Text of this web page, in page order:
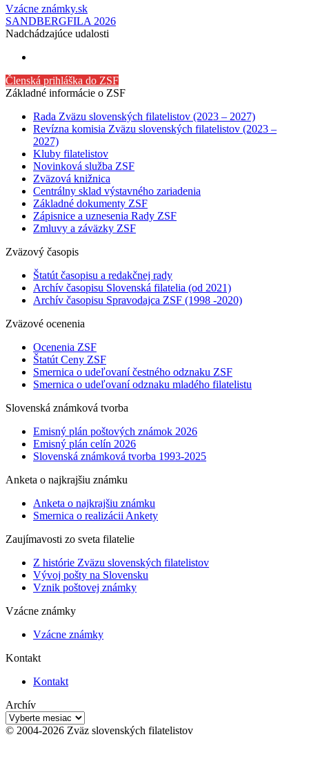
Vzácne známky.sk
SANDBERGFILA 2026
Nadchádzajúce udalosti
Členská prihláška do ZSF
Základné informácie o ZSF
Rada Zväzu slovenských filatelistov (2023 – 2027)
Revízna komisia Zväzu slovenských filatelistov (2023 –
2027)
Kluby filatelistov
Novinková služba ZSF
Zväzová knižnica
Centrálny sklad výstavného zariadenia
Základné dokumenty ZSF
Zápisnice a uznesenia Rady ZSF
Zmluvy a záväzky ZSF
Zväzový časopis
Štatút časopisu a redakčnej rady
Archív časopisu Slovenská filatelia (od 2021)
Archív časopisu Spravodajca ZSF (1998 -2020)
Zväzové ocenenia
Ocenenia ZSF
Štatút Ceny ZSF
Smernica o udeľovaní čestného odznaku ZSF
Smernica o udeľovaní odznaku mladého filatelistu
Slovenská známková tvorba
Emisný plán poštových známok 2026
Emisný plán celín 2026
Slovenská známková tvorba 1993-2025
Anketa o najkrajšiu známku
Anketa o najkrajšiu známku
Smernica o realizácii Ankety
Zaujímavosti zo sveta filatelie
Z histórie Zväzu slovenských filatelistov
Vývoj pošty na Slovensku
Vznik poštovej známky
Vzácne známky
Vzácne známky
Kontakt
Kontakt
Archív
Archív
© 2004-2026 Zväz slovenských filatelistov